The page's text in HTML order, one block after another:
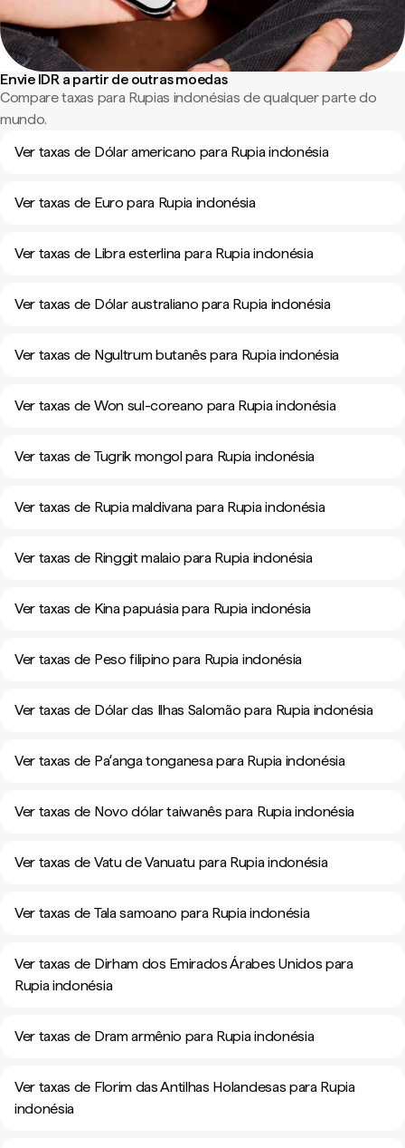
Envie IDR a partir de outras moedas
Compare taxas para Rupias indonésias de qualquer parte do
mundo.
Ver taxas de Dólar americano para Rupia indonésia
Ver taxas de Euro para Rupia indonésia
Ver taxas de Libra esterlina para Rupia indonésia
Ver taxas de Dólar australiano para Rupia indonésia
Ver taxas de Ngultrum butanês para Rupia indonésia
Ver taxas de Won sul-coreano para Rupia indonésia
Ver taxas de Tugrik mongol para Rupia indonésia
Ver taxas de Rupia maldivana para Rupia indonésia
Ver taxas de Ringgit malaio para Rupia indonésia
Ver taxas de Kina papuásia para Rupia indonésia
Ver taxas de Peso filipino para Rupia indonésia
Ver taxas de Dólar das Ilhas Salomão para Rupia indonésia
Ver taxas de Paʻanga tonganesa para Rupia indonésia
Ver taxas de Novo dólar taiwanês para Rupia indonésia
Ver taxas de Vatu de Vanuatu para Rupia indonésia
Ver taxas de Tala samoano para Rupia indonésia
Ver taxas de Dirham dos Emirados Árabes Unidos para
Rupia indonésia
Ver taxas de Dram armênio para Rupia indonésia
Ver taxas de Florim das Antilhas Holandesas para Rupia
indonésia